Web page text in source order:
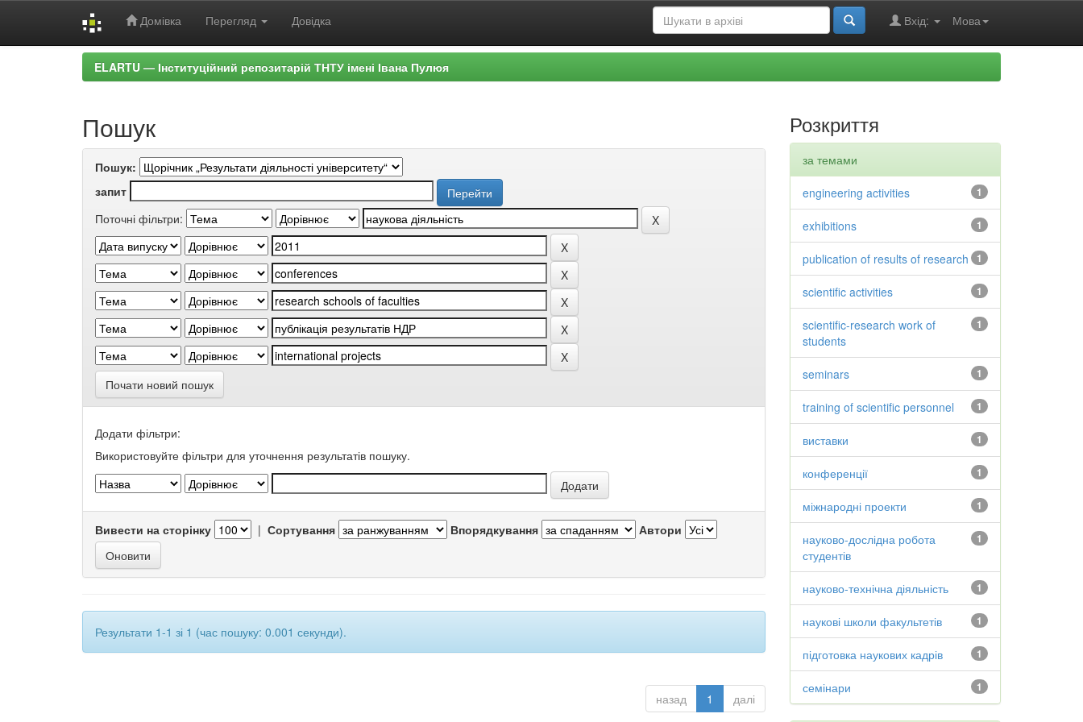
Домівка Перегляд Довідка Мова
Вхід:
ELARTU — Інституційний репозитарій ТНТУ імені Івана Пулюя
Пошук
Пошук:
запит
Поточні фільтри:
Почати новий пошук
Додати фільтри:
Використовуйте фільтри для уточнення результатів пошуку.
Вивести на сторінку | Сортування Впорядкування Автори
Результати 1-1 зі 1 (час пошуку: 0.001 секунди).
назад 1 далі
Розкриття
за темами
1
engineering activities
1
exhibitions
1
publication of results of research
1
scientific activities
1
scientific-research work of
students
1
seminars
1
training of scientific personnel
1
виставки
1
конференції
1
міжнародні проекти
1
науково-дослідна робота
студентів
1
науково-технічна діяльність
1
наукові школи факультетів
1
підготовка наукових кадрів
1
семінари